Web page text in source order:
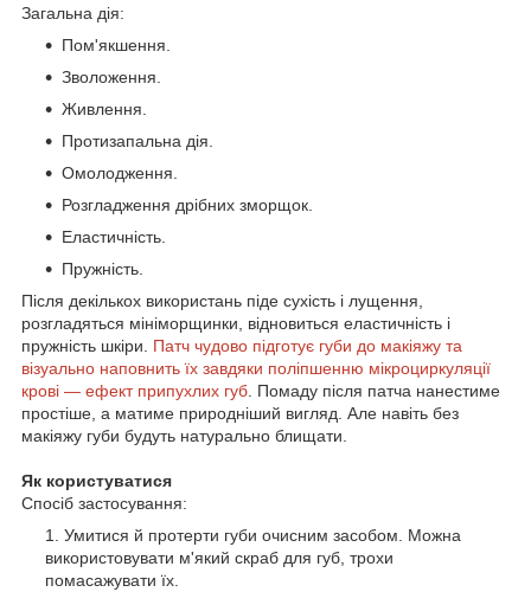
Загальна дія:
Пом'якшення.
Зволоження.
Живлення.
Протизапальна дія.
Омолодження.
Розгладження дрібних зморщок.
Еластичність.
Пружність.
Після декількох використань піде сухість і лущення,
розгладяться мініморщинки, відновиться еластичність і
пружність шкіри. Патч чудово підготує губи до макіяжу та
візуально наповнить їх завдяки поліпшенню мікроциркуляції
крові — ефект припухлих губ . Помаду після патча нанестиме
простіше, а матиме природніший вигляд. Але навіть без
макіяжу губи будуть натурально блищати.
Як користуватися
Спосіб застосування:
Умитися й протерти губи очисним засобом. Можна
використовувати м'який скраб для губ, трохи
помасажувати їх.